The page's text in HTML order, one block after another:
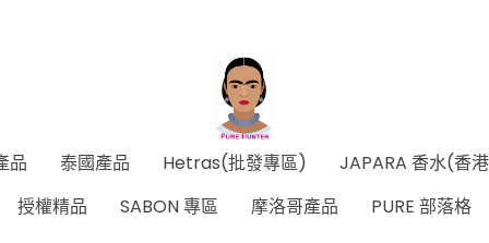
品 泰國產品 Hetras(批發專區) JAPARA 香水(香
授權精品
SABON 專區 摩洛哥產品 PURE 部落格